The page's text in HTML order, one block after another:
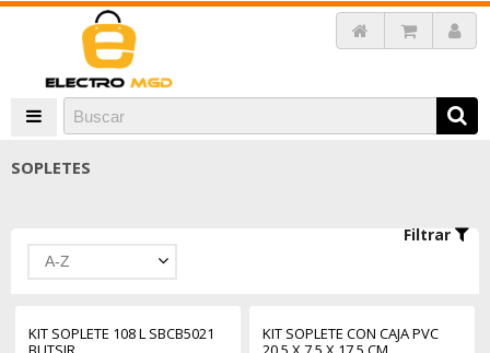
SOPLETES
Filtrar
A-Z
KIT SOPLETE 108 L SBCB5021
KIT SOPLETE CON CAJA PVC